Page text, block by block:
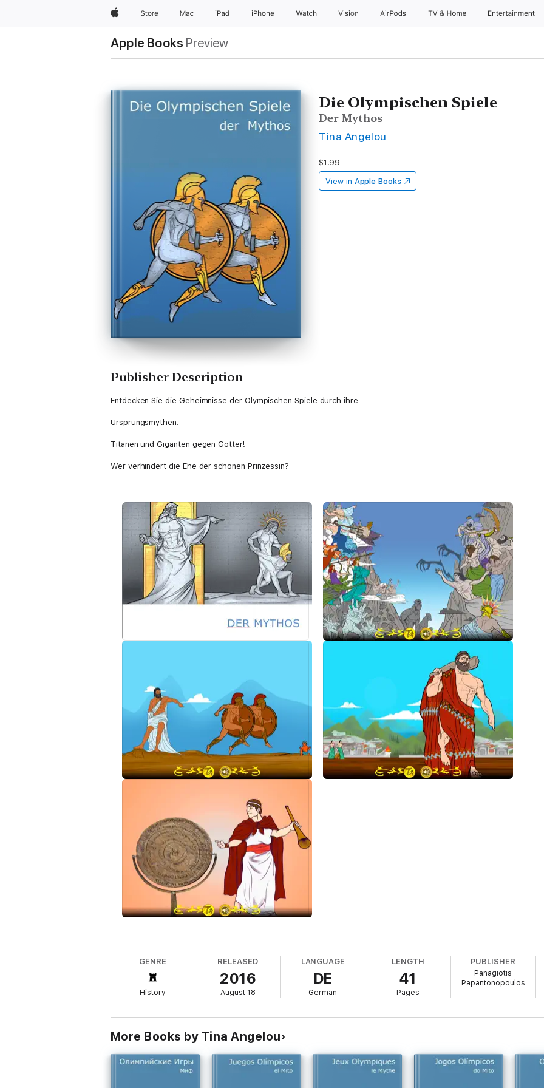
AppleStore Mac iPad iPhone Watch Vision AirPods TV & Home Entertainment
Apple Books Preview
Die Olympischen Spiele
Der Mythos
Tina Angelou
$1.99
View in Apple Books
Publisher Description
Entdecken Sie die Geheimnisse der Olympischen Spiele durch ihre
Ursprungsmythen.
Titanen und Giganten gegen Götter!
Wer verhindert die Ehe der schönen Prinzessin?
um den Bürgerkrieg zu beenden?
Lesen und hören Sie das Buch mit Erzählung, Musik und Soundeffekten.
Gehen Sie auf den Spuren der antiken griechischen Mythen und
entdecken die Bedeutung der Olympischen Spiele!
Zugängliche Beschreibung.
GENRE
History
RELEASED
2016
August 18
LANGUAGE
DE
German
LENGTH
41
Pages
PUBLISHER
Panagiotis
Papantonopoulos
More Books by Tina Angelou